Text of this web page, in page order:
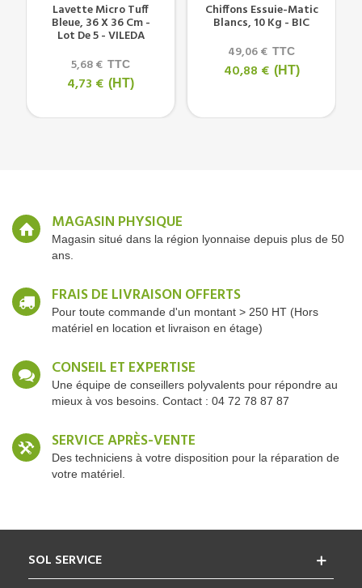
Lavette Micro Tuff
Bleue, 36 X 36 Cm -
Lot De 5 - VILEDA
5,68 € TTC
4,73 € (HT)
Chiffons Essuie-Matic
Blancs, 10 Kg - BIC
49,06 € TTC
40,88 € (HT)
MAGASIN PHYSIQUE
Magasin situé dans la région lyonnaise depuis plus de 50
ans.
FRAIS DE LIVRAISON OFFERTS
Pour toute commande d'un montant > 250 HT (Hors
matériel en location et livraison en étage)
CONSEIL ET EXPERTISE
Une équipe de conseillers polyvalents pour répondre au
mieux à vos besoins. Contact : 04 72 78 87 87
SERVICE APRÈS-VENTE
Des techniciens à votre disposition pour la réparation de
votre matériel.
SOL SERVICE